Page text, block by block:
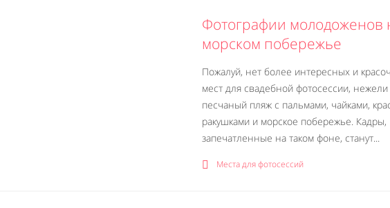
Фотографии молодоженов
морском побережье
Пожалуй, нет более интересных и
мест для свадебной фотосессии, нежели
песчаный пляж с пальмами, чайками,
ракушками и морское побережье. Кадры,
запечатленные на таком фоне, станут...
Места для фотосессий